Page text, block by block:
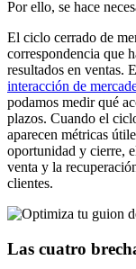
Por ello, se hace
El ciclo cerrado de
correspondencia que
resultados en ventas.
interacción de
podamos medir qué
plazos. Cuando el
aparecen métricas
oportunidad y cierre,
venta y la
clientes.
Las cuatro